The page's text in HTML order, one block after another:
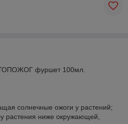
фуршет 100мл.
солнечные ожоги у растений;
растения ниже окружающей,